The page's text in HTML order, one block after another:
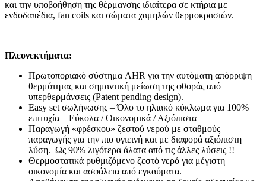
και την υποβοήθηση της θέρμανσης ιδιαίτερα σε κτήρια με
ενδοδαπέδια, fan coils και σώματα χαμηλών θερμοκρασιών.
Πλεονεκτήματα:
Πρωτοποριακό σύστημα AHR για την αυτόματη απόρριψη
θερμότητας και σημαντική μείωση της φθοράς από
υπερθερμάνσεις (Patent pending design).
Easy set σωλήνωσης – Όλο το ηλιακό κύκλωμα για 100%
επιτυχία – Εύκολα / Οικονομικά / Αξιόπιστα
Παραγωγή «φρέσκου» ζεστού νερού με σταθμούς
παραγωγής για την πιο υγιεινή και με διαφορά αξιόπιστη
λύση. Ως 90% λιγότερα άλατα από τις άλλες λύσεις !!
Θερμοστατικά ρυθμιζόμενο ζεστό νερό για μέγιστη
οικονομία και ασφάλεια από εγκαύματα.